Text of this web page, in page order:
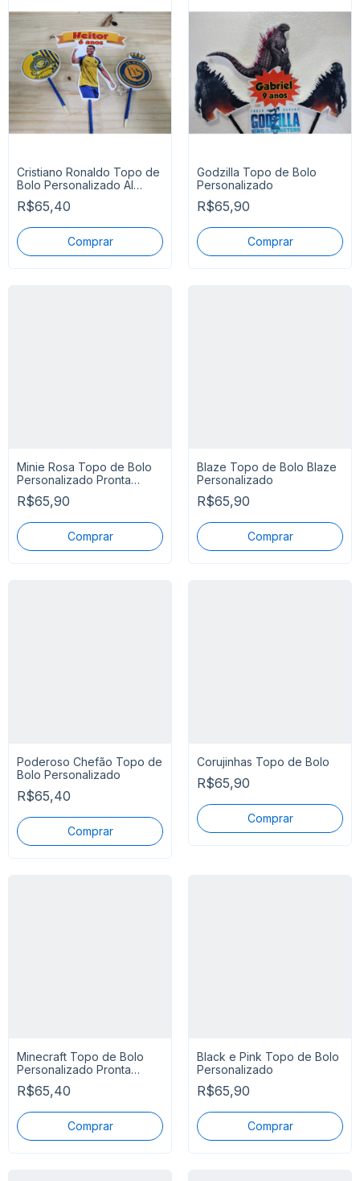
Cristiano Ronaldo Topo de
Bolo Personalizado Al
Nassr
R$65,40
Godzilla Topo de Bolo
Personalizado
R$65,90
Minie Rosa Topo de Bolo
Personalizado Pronta
Entrega
R$65,90
Blaze Topo de Bolo Blaze
Personalizado
R$65,90
Poderoso Chefão Topo de
Bolo Personalizado
R$65,40
Corujinhas Topo de Bolo
R$65,90
Minecraft Topo de Bolo
Personalizado Pronta
Entrega
R$65,40
Black e Pink Topo de Bolo
Personalizado
R$65,90